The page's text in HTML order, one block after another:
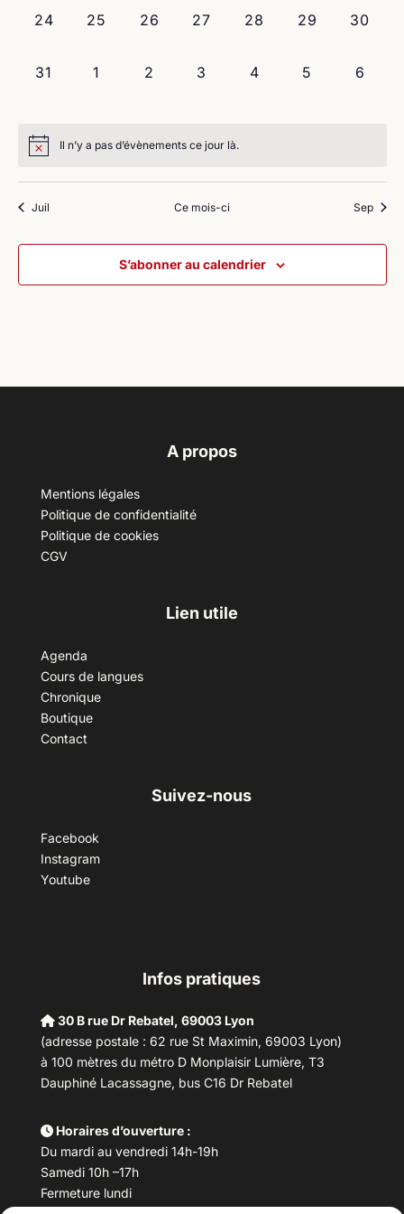
0
24
0
25
0
26
0
27
0
28
0
29
0
30
0
31
0
1
0
2
0
3
0
4
0
5
0
6
Il n’y a pas d’évènements ce jour là.
Juil Ce mois-ci Sep
S’abonner au calendrier
A propos
Mentions légales
Politique de confidentialité
Politique de cookies
CGV
Lien utile
Agenda
Cours de langues
Chronique
Boutique
Contact
Suivez-nous
Facebook
Instagram
Youtube
Infos pratiques
30 B rue Dr Rebatel, 69003 Lyon
(adresse postale : 62 rue St Maximin, 69003 Lyon)
à 100 mètres du métro D Monplaisir Lumière, T3
Dauphiné Lacassagne, bus C16 Dr Rebatel
Horaires d’ouverture :
Du mardi au vendredi 14h-19h
Samedi 10h –17h
Fermeture lundi